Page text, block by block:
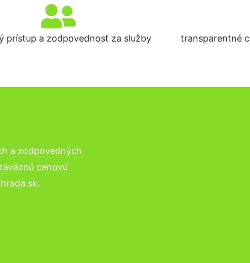
prístup a zodpovednosť za služby transparentné
a zodpovedných
cenovú